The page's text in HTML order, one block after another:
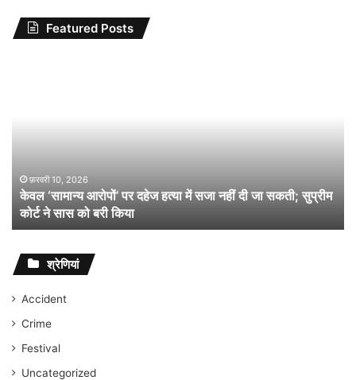
Featured Posts
सजा
नहीं
जा
सुप्रीम
कोर्ट
ने
को
बरी
फ़रवरी 10, 2026
केवल ‘सामान्य आरोपों’ पर दहेज हत्या में सजा नहीं दी जा सकती; सुप्रीम
कोर्ट ने सास को बरी किया
का
श्रेणियां
Accident
Crime
Festival
Uncategorized